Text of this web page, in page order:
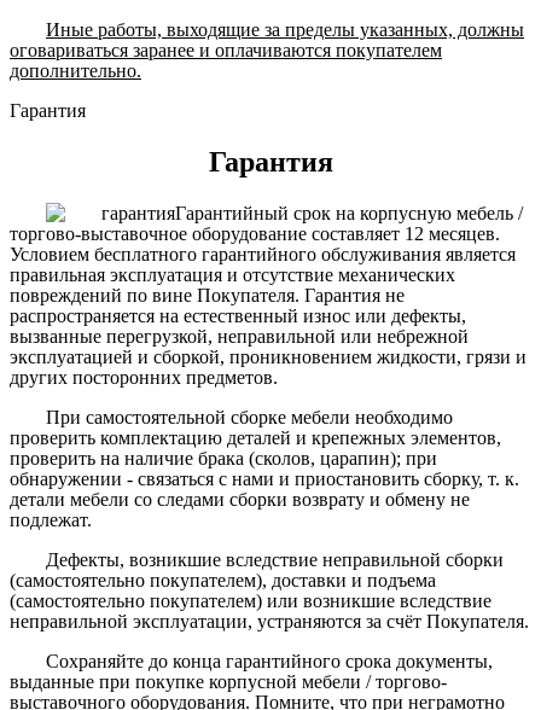
Иные работы, выходящие за пределы указанных, должны
оговариваться заранее и оплачиваются покупателем
дополнительно.
Гарантия
Гарантия
Гарантийный срок на корпусную мебель /
торгово-выставочное оборудование составляет 12 месяцев.
Условием бесплатного гарантийного обслуживания является
правильная эксплуатация и отсутствие механических
повреждений по вине Покупателя. Гарантия не
распространяется на естественный износ или дефекты,
вызванные перегрузкой, неправильной или небрежной
эксплуатацией и сборкой, проникновением жидкости, грязи и
других посторонних предметов.
При самостоятельной сборке мебели необходимо
проверить комплектацию деталей и крепежных элементов,
проверить на наличие брака (сколов, царапин); при
обнаружении - связаться с нами и приостановить сборку, т. к.
детали мебели со следами сборки возврату и обмену не
подлежат.
Дефекты, возникшие вследствие неправильной сборки
(самостоятельно покупателем), доставки и подъема
(самостоятельно покупателем) или возникшие вследствие
неправильной эксплуатации, устраняются за счёт Покупателя.
Сохраняйте до конца гарантийного срока документы,
выданные при покупке корпусной мебели / торгово-
выставочного оборудования. Помните, что при неграмотно